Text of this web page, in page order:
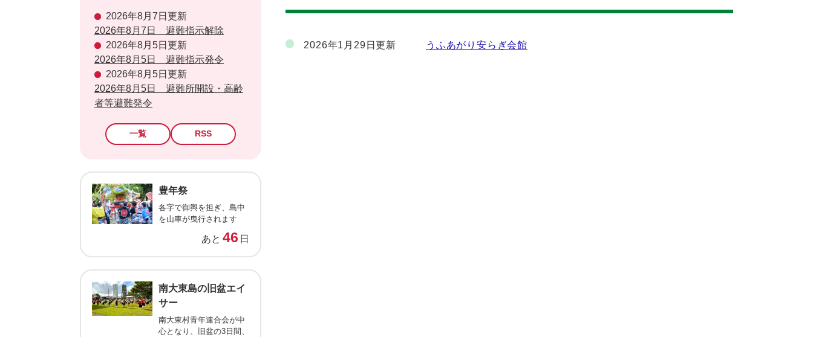
2026年1月29日更新 うふあがり安らぎ会館
2026年8月7日更新
2026年8月7日 避難指示解除
2026年8月5日更新
2026年8月5日 避難指示発令
2026年8月5日更新
2026年8月5日 避難所開設・高齢
者等避難発令
一覧 RSS
豊年祭
各字で御輿を担ぎ、島中
を山車が曳行されます
あと 46 日
南大東島の旧盆エイ
サー
南大東村青年連合会が中
心となり、旧盆の3日間、